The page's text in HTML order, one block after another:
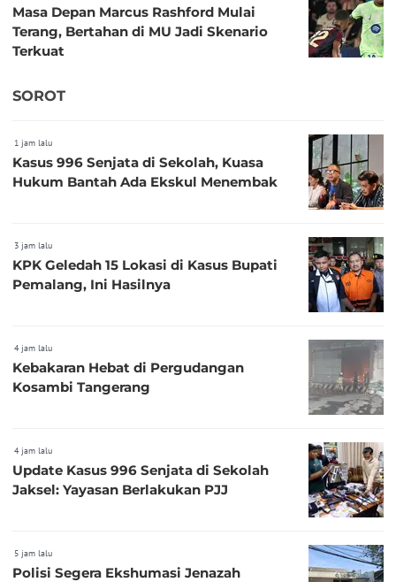
Masa Depan Marcus Rashford Mulai
Terang, Bertahan di MU Jadi Skenario
Terkuat
SOROT
1 jam lalu
Kasus 996 Senjata di Sekolah, Kuasa
Hukum Bantah Ada Ekskul Menembak
3 jam lalu
KPK Geledah 15 Lokasi di Kasus Bupati
Pemalang, Ini Hasilnya
4 jam lalu
Kebakaran Hebat di Pergudangan
Kosambi Tangerang
4 jam lalu
Update Kasus 996 Senjata di Sekolah
Jaksel: Yayasan Berlakukan PJJ
5 jam lalu
Polisi Segera Ekshumasi Jenazah